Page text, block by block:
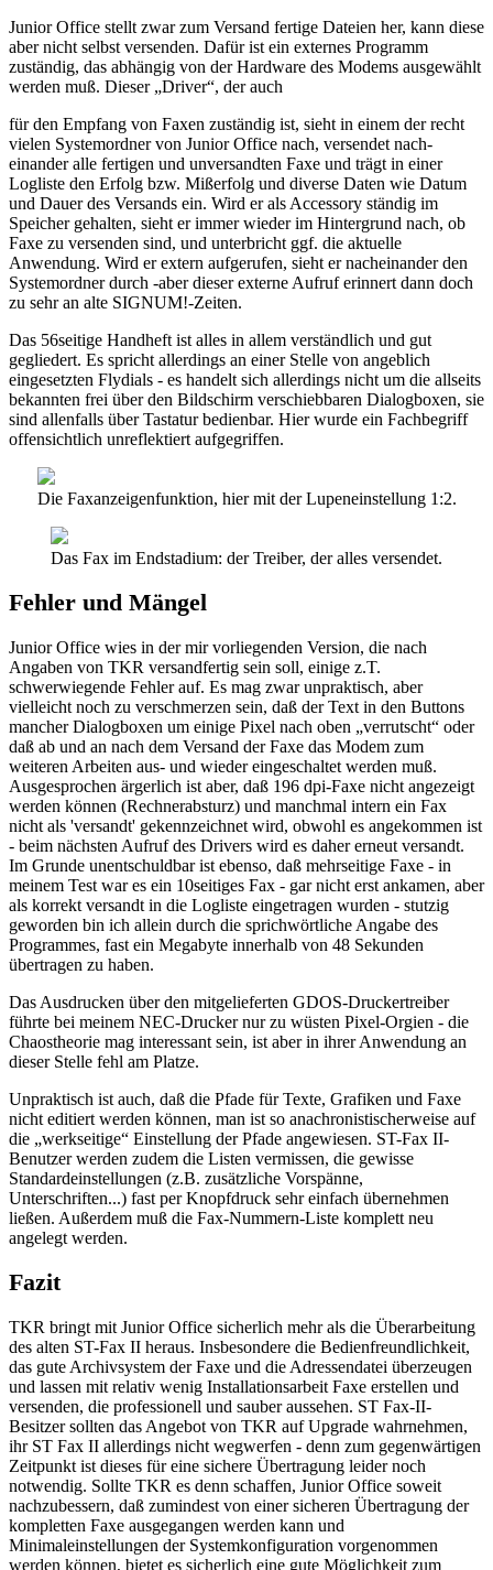
Junior Office stellt zwar zum Versand fertige Dateien her, kann diese
aber nicht selbst versenden. Dafür ist ein externes Programm
zuständig, das abhängig von der Hardware des Modems ausgewählt
werden muß. Dieser „Driver“, der auch
für den Empfang von Faxen zuständig ist, sieht in einem der recht
vielen Systemordner von Junior Office nach, versendet nach-
einander alle fertigen und unversandten Faxe und trägt in einer
Logliste den Erfolg bzw. Mißerfolg und diverse Daten wie Datum
und Dauer des Versands ein. Wird er als Accessory ständig im
Speicher gehalten, sieht er immer wieder im Hintergrund nach, ob
Faxe zu versenden sind, und unterbricht ggf. die aktuelle
Anwendung. Wird er extern aufgerufen, sieht er nacheinander den
Systemordner durch -aber dieser externe Aufruf erinnert dann doch
zu sehr an alte SIGNUM!-Zeiten.
Das 56seitige Handheft ist alles in allem verständlich und gut
gegliedert. Es spricht allerdings an einer Stelle von angeblich
eingesetzten Flydials - es handelt sich allerdings nicht um die allseits
bekannten frei über den Bildschirm verschiebbaren Dialogboxen, sie
sind allenfalls über Tastatur bedienbar. Hier wurde ein Fachbegriff
offensichtlich unreflektiert aufgegriffen.
Die Faxanzeigenfunktion, hier mit der Lupeneinstellung 1:2.
Das Fax im Endstadium: der Treiber, der alles versendet.
Fehler und Mängel
Junior Office wies in der mir vorliegenden Version, die nach
Angaben von TKR versandfertig sein soll, einige z.T.
schwerwiegende Fehler auf. Es mag zwar unpraktisch, aber
vielleicht noch zu verschmerzen sein, daß der Text in den Buttons
mancher Dialogboxen um einige Pixel nach oben „verrutscht“ oder
daß ab und an nach dem Versand der Faxe das Modem zum
weiteren Arbeiten aus- und wieder eingeschaltet werden muß.
Ausgesprochen ärgerlich ist aber, daß 196 dpi-Faxe nicht angezeigt
werden können (Rechnerabsturz) und manchmal intern ein Fax
nicht als 'versandt' gekennzeichnet wird, obwohl es angekommen ist
- beim nächsten Aufruf des Drivers wird es daher erneut versandt.
Im Grunde unentschuldbar ist ebenso, daß mehrseitige Faxe - in
meinem Test war es ein 10seitiges Fax - gar nicht erst ankamen, aber
als korrekt versandt in die Logliste eingetragen wurden - stutzig
geworden bin ich allein durch die sprichwörtliche Angabe des
Programmes, fast ein Megabyte innerhalb von 48 Sekunden
übertragen zu haben.
Das Ausdrucken über den mitgelieferten GDOS-Druckertreiber
führte bei meinem NEC-Drucker nur zu wüsten Pixel-Orgien - die
Chaostheorie mag interessant sein, ist aber in ihrer Anwendung an
dieser Stelle fehl am Platze.
Unpraktisch ist auch, daß die Pfade für Texte, Grafiken und Faxe
nicht editiert werden können, man ist so anachronistischerweise auf
die „werkseitige“ Einstellung der Pfade angewiesen. ST-Fax II-
Benutzer werden zudem die Listen vermissen, die gewisse
Standardeinstellungen (z.B. zusätzliche Vorspänne,
Unterschriften...) fast per Knopfdruck sehr einfach übernehmen
ließen. Außerdem muß die Fax-Nummern-Liste komplett neu
angelegt werden.
Fazit
TKR bringt mit Junior Office sicherlich mehr als die Überarbeitung
des alten ST-Fax II heraus. Insbesondere die Bedienfreundlichkeit,
das gute Archivsystem der Faxe und die Adressendatei überzeugen
und lassen mit relativ wenig Installationsarbeit Faxe erstellen und
versenden, die professionell und sauber aussehen. ST Fax-II-
Besitzer sollten das Angebot von TKR auf Upgrade wahrnehmen,
ihr ST Fax II allerdings nicht wegwerfen - denn zum gegenwärtigen
Zeitpunkt ist dieses für eine sichere Übertragung leider noch
notwendig. Sollte TKR es denn schaffen, Junior Office soweit
nachzubessern, daß zumindest von einer sicheren Übertragung der
kompletten Faxe ausgegangen werden kann und
Minimaleinstellungen der Systemkonfiguration vorgenommen
werden können, bietet es sicherlich eine gute Möglichkeit zum